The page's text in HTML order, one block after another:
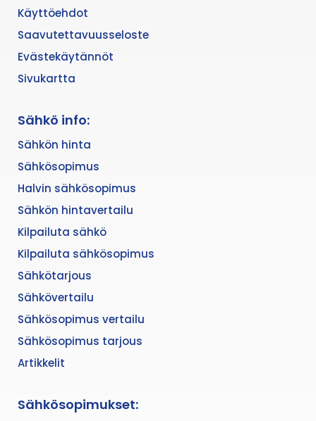
Käyttöehdot
Saavutettavuusseloste
Evästekäytännöt
Sivukartta
Sähkö info:
Sähkön hinta
Sähkösopimus
Halvin sähkösopimus
Sähkön hintavertailu
Kilpailuta sähkö
Kilpailuta sähkösopimus
Sähkötarjous
Sähkövertailu
Sähkösopimus vertailu
Sähkösopimus tarjous
Artikkelit
Sähkösopimukset: